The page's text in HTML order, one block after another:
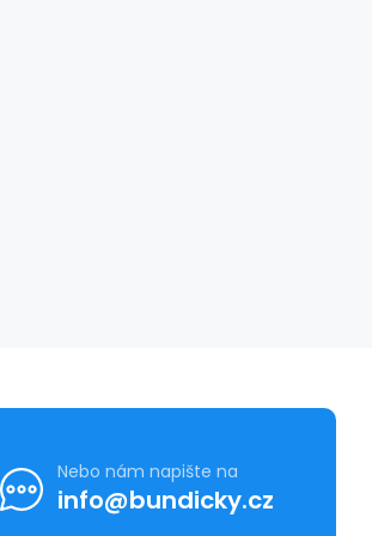
Nebo nám napište na
info@bundicky.cz